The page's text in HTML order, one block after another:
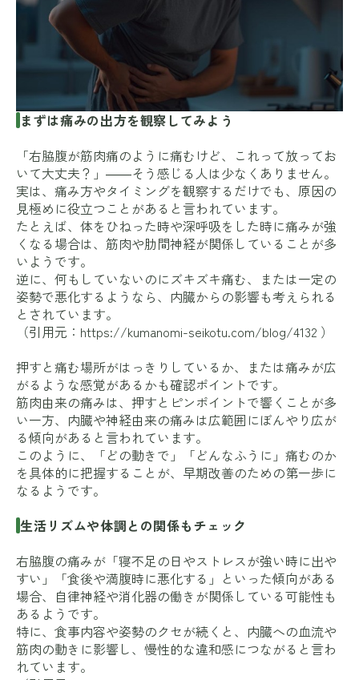
まずは痛みの出方を観察してみよう
「右脇腹が筋肉痛のように痛むけど、これって放ってお
いて大丈夫？」――そう感じる人は少なくありません。
実は、痛み方やタイミングを観察するだけでも、原因の
見極めに役立つことがあると言われています。
たとえば、体をひねった時や深呼吸をした時に痛みが強
くなる場合は、筋肉や肋間神経が関係していることが多
いようです。
逆に、何もしていないのにズキズキ痛む、または一定の
姿勢で悪化するようなら、内臓からの影響も考えられる
とされています。
（引用元： https://kumanomi-seikotu.com/blog/4132 ）
押すと痛む場所がはっきりしているか、または痛みが広
がるような感覚があるかも確認ポイントです。
筋肉由来の痛みは、押すとピンポイントで響くことが多
い一方、内臓や神経由来の痛みは広範囲にぼんやり広が
る傾向があると言われています。
このように、「どの動きで」「どんなふうに」痛むのか
を具体的に把握することが、早期改善のための第一歩に
なるようです。
生活リズムや体調との関係もチェック
右脇腹の痛みが「寝不足の日やストレスが強い時に出や
すい」「食後や満腹時に悪化する」といった傾向がある
場合、自律神経や消化器の働きが関係している可能性も
あるようです。
特に、食事内容や姿勢のクセが続くと、内臓への血流や
筋肉の動きに影響し、慢性的な違和感につながると言わ
れています。